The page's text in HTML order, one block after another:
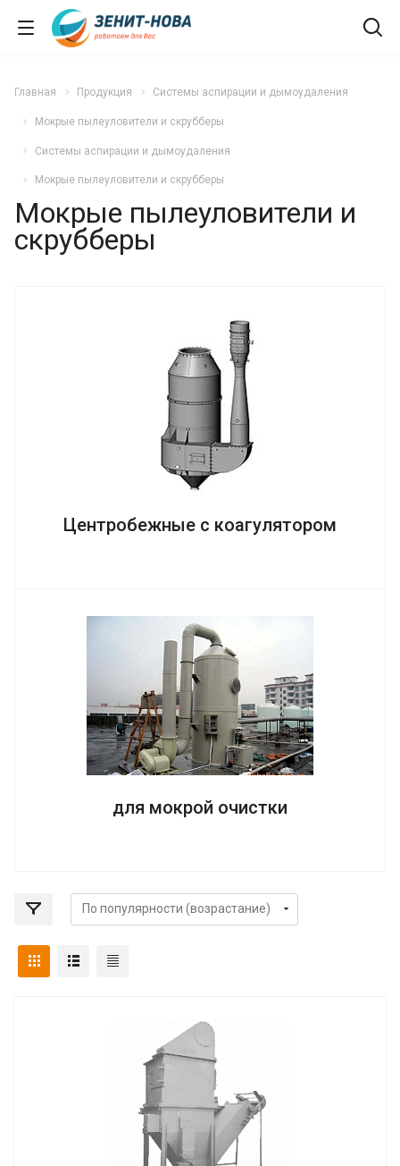
Главная Продукция Системы аспирации и дымоудаления
Мокрые пылеуловители и скрубберы
Системы аспирации и дымоудаления
Мокрые пылеуловители и скрубберы
Мокрые пылеуловители и
скрубберы
Центробежные с коагулятором
для мокрой очистки